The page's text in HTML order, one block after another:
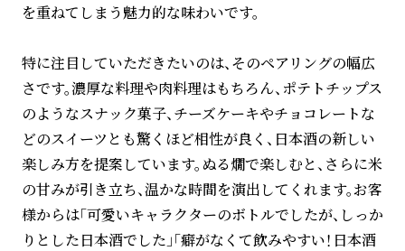
を重ねてしまう魅力的な味わいです。
特に注目していただきたいのは、そのペアリングの幅広
さです。濃厚な料理や肉料理はもちろん、ポテトチップス
のようなスナック菓子、チーズケーキやチョコレートな
どのスイーツとも驚くほど相性が良く、日本酒の新しい
楽しみ方を提案しています。ぬる燗で楽しむと、さらに米
の甘みが引き立ち、温かな時間を演出してくれます。お客
様からは「可愛いキャラクターのボトルでしたが、しっか
りとした日本酒でした」「癖がなくて飲みやすい！日本酒